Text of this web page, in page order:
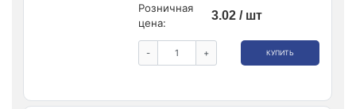
Розничная
цена:
3.02 / шт
- + КУПИТЬ